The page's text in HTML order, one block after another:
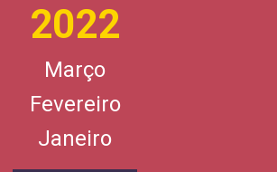
2022
Março
Fevereiro
Janeiro